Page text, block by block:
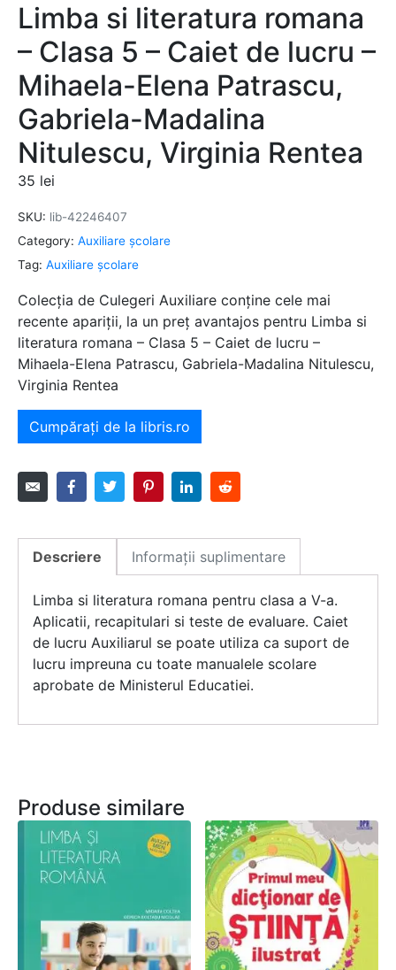
Limba si literatura romana
– Clasa 5 – Caiet de lucru –
Mihaela-Elena Patrascu,
Gabriela-Madalina
Nitulescu, Virginia Rentea
35 lei
SKU: lib-42246407
Category: Auxiliare şcolare
Tag: Auxiliare şcolare
Colecția de Culegeri Auxiliare conține cele mai
recente apariții, la un preț avantajos pentru Limba si
literatura romana – Clasa 5 – Caiet de lucru –
Mihaela-Elena Patrascu, Gabriela-Madalina Nitulescu,
Virginia Rentea
Cumpărați de la libris.ro
Descriere Informații suplimentare
Limba si literatura romana pentru clasa a V-a.
Aplicatii, recapitulari si teste de evaluare. Caiet
de lucru Auxiliarul se poate utiliza ca suport de
lucru impreuna cu toate manualele scolare
aprobate de Ministerul Educatiei.
Produse similare